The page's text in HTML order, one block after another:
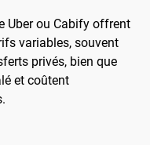
Uber ou Cabify offrent
variables, souvent
privés, bien que
et coûtent